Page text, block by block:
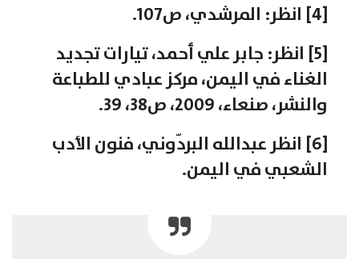
[4] انظر: المرشدي، ص107.
[5] انظر: جابر علي أحمد، تيارات تجديد
الغناء في اليمن، مركز عبادي للطباعة
والنشر، صنعاء، 2009، ص38، 39.
[6] انظر عبدالله البردّوني، فنون الأدب
الشعبي في اليمن.